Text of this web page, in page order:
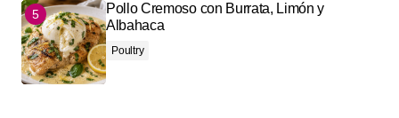
Pollo Cremoso con Burrata, Limón y
Albahaca
Poultry